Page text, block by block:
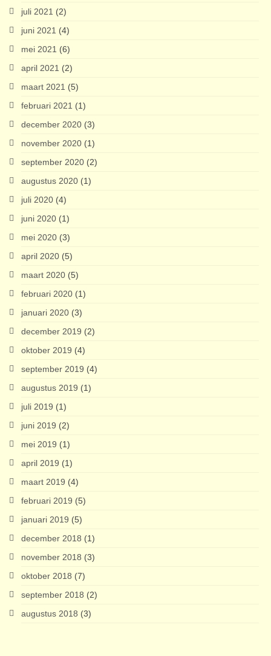
juli 2021 (2)
juni 2021 (4)
mei 2021 (6)
april 2021 (2)
maart 2021 (5)
februari 2021 (1)
december 2020 (3)
november 2020 (1)
september 2020 (2)
augustus 2020 (1)
juli 2020 (4)
juni 2020 (1)
mei 2020 (3)
april 2020 (5)
maart 2020 (5)
februari 2020 (1)
januari 2020 (3)
december 2019 (2)
oktober 2019 (4)
september 2019 (4)
augustus 2019 (1)
juli 2019 (1)
juni 2019 (2)
mei 2019 (1)
april 2019 (1)
maart 2019 (4)
februari 2019 (5)
januari 2019 (5)
december 2018 (1)
november 2018 (3)
oktober 2018 (7)
september 2018 (2)
augustus 2018 (3)